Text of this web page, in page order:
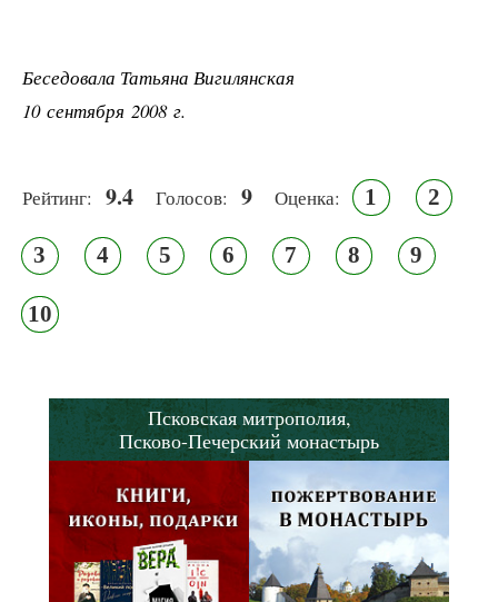
Беседовала Татьяна Вигилянская
10 сентября 2008 г.
Рейтинг: 9.4 Голосов: 9 Оценка: 1 2
3 4 5 6 7 8 9
10
Псковская митрополия,
Псково-Печерский монастырь